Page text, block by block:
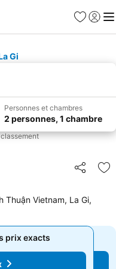
Favoris
Se
Gi
Personnes et chambres
2 personnes, 1 chambre
Partager
Thuận Vietnam, La Gi,
prix exacts
prix exacts